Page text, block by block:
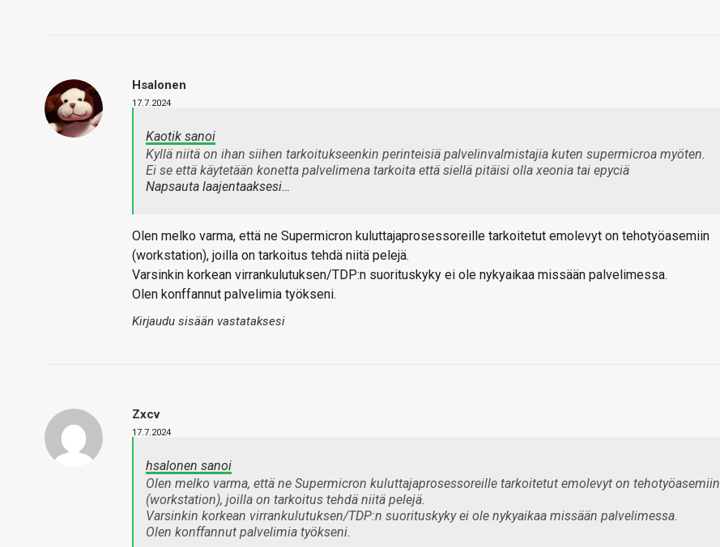
Hsalonen
17.7.2024
Kaotik sanoi
Kyllä niitä on ihan siihen tarkoitukseenkin perinteisiä palvelinvalmistajia kuten supermicroa myöten.
Ei se että käytetään konetta palvelimena tarkoita että siellä pitäisi olla xeonia tai epyciä
Napsauta laajentaaksesi…
Olen melko varma, että ne Supermicron kuluttajaprosessoreille tarkoitetut emolevyt on tehotyöasemiin
(workstation), joilla on tarkoitus tehdä niitä pelejä.
Varsinkin korkean virrankulutuksen/TDP:n suorituskyky ei ole nykyaikaa missään palvelimessa.
Olen konffannut palvelimia työkseni.
Kirjaudu sisään vastataksesi
Zxcv
17.7.2024
hsalonen sanoi
Olen melko varma, että ne Supermicron kuluttajaprosessoreille tarkoitetut emolevyt on tehotyöasemiin
(workstation), joilla on tarkoitus tehdä niitä pelejä.
Varsinkin korkean virrankulutuksen/TDP:n suorituskyky ei ole nykyaikaa missään palvelimessa.
Olen konffannut palvelimia työkseni.